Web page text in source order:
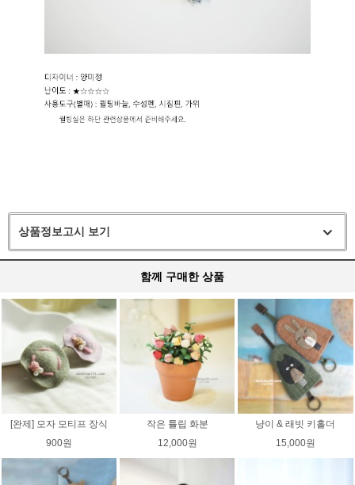
상품정보고시 보기
함께 구매한 상품
[완제] 모자 모티프 장식
900원
작은 튤립 화분
12,000원
냥이 & 래빗 키홀더
15,000원